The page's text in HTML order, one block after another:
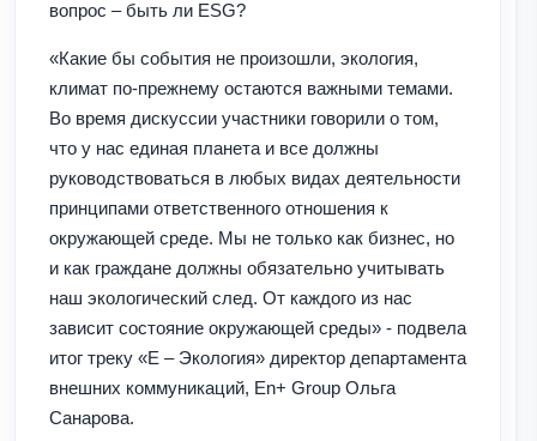
вопрос – быть ли ESG?
«Какие бы события не произошли, экология,
климат по-прежнему остаются важными темами.
Во время дискуссии участники говорили о том,
что у нас единая планета и все должны
руководствоваться в любых видах деятельности
принципами ответственного отношения к
окружающей среде. Мы не только как бизнес, но
и как граждане должны обязательно учитывать
наш экологический след. От каждого из нас
зависит состояние окружающей среды» - подвела
итог треку «E – Экология» директор департамента
внешних коммуникаций, En+ Group Ольга
Санарова.